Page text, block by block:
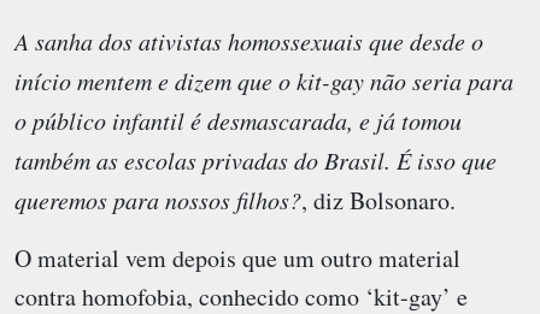
A sanha dos ativistas homossexuais que desde o
início mentem e dizem que o kit-gay não seria para
o público infantil é desmascarada, e já tomou
também as escolas privadas do Brasil. É isso que
queremos para nossos filhos?, diz Bolsonaro.
O material vem depois que um outro material
contra homofobia, conhecido como ‘kit-gay’ e